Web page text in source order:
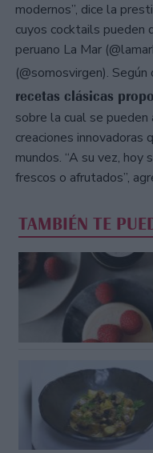
modernos”, dice la
cuyos cocktails pueden
peruano La Mar
(@somosvirgen).
recetas clásicas
sobre la cual se pueden
creaciones innovadoras
mundos. “A su vez, hoy
frescos o afrutados”,
TAMBIÉN TE